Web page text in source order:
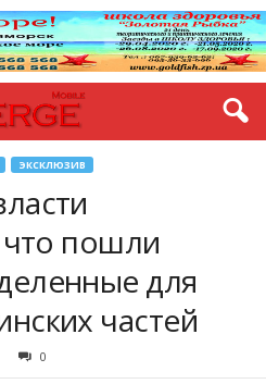
ЭКСКЛЮЗИВ
что пошли
для
частей
0